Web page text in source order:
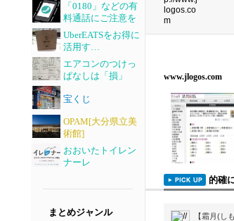
www.jlogos.com
的確
【霜月(し
「0180」などの有
料通話にご注意を
UberEATSをお得に
活用す…
エアコンのつけっ
ぱなしは「損」
宝くじ
OPAM[大分県立美
術館]
おおいたトイレン
ナーレ
まとめジャンル